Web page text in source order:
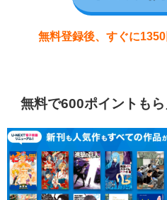
無料登録後、すぐに
無料で600ポイントもら